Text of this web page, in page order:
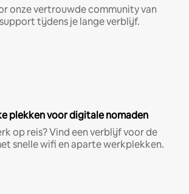
onze vertrouwde community van
tijdens je lange verblijf.
plekken voor digitale nomaden
op reis? Vind een verblijf voor de
snelle wifi en aparte werkplekken.